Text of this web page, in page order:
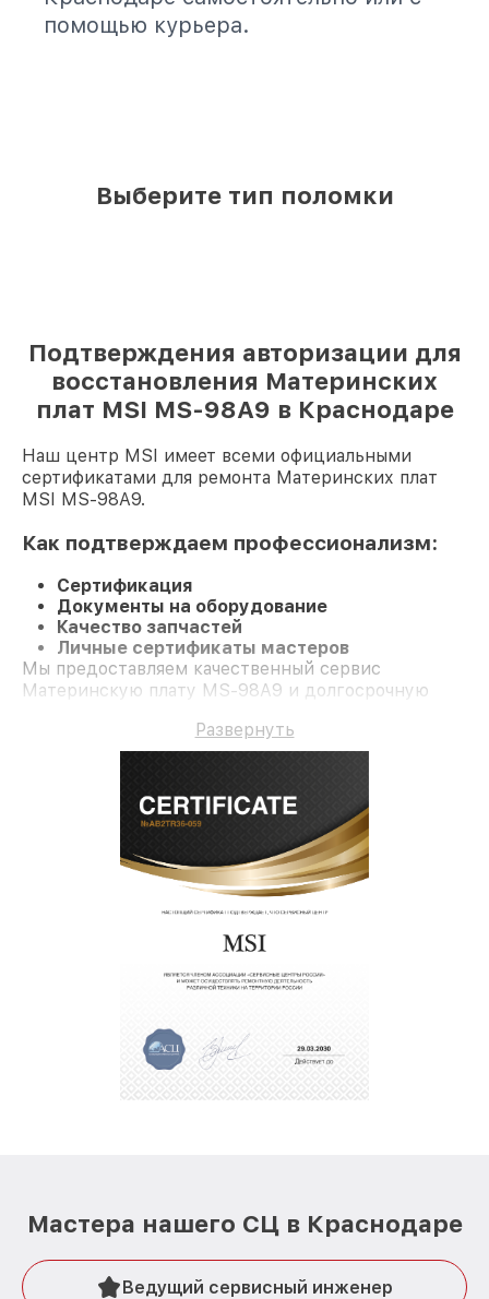
помощью курьера.
Выберите тип поломки
Подтверждения авторизации для
восстановления Материнских
плат MSI MS-98A9 в Краснодаре
Наш центр MSI имеет всеми официальными
сертификатами для ремонта Материнских плат
MSI MS-98A9.
Как подтверждаем профессионализм:
Сертификация
Документы на оборудование
Качество запчастей
Личные сертификаты мастеров
Мы предоставляем качественный сервис
Материнскую плату MS-98A9 и долгосрочную
Развернуть
Мастера нашего СЦ в Краснодаре
Ведущий сервисный инженер